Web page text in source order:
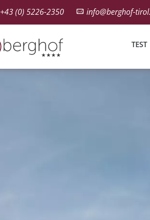
+43 (0) 5226-2350 info@berghof-
TEST